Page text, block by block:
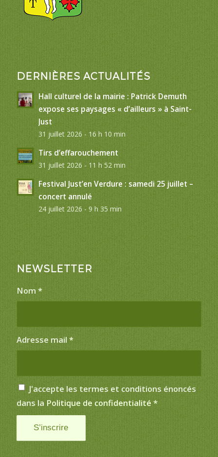
DERNIÈRES ACTUALITÉS
Hall culturel de la mairie : Patrick Demuth
expose ses paysages « d’ailleurs » à Saint-
Just
31 juillet 2026 - 16 h 10 min
Tirs d’effarouchement
31 juillet 2026 - 11 h 52 min
Festival Just’en Verdure : samedi 25 juillet –
concert annulé
24 juillet 2026 - 9 h 35 min
NEWSLETTER
Nom *
Adresse mail *
J'accepte les termes et conditions énoncés
dans la Politique de confidentialité *